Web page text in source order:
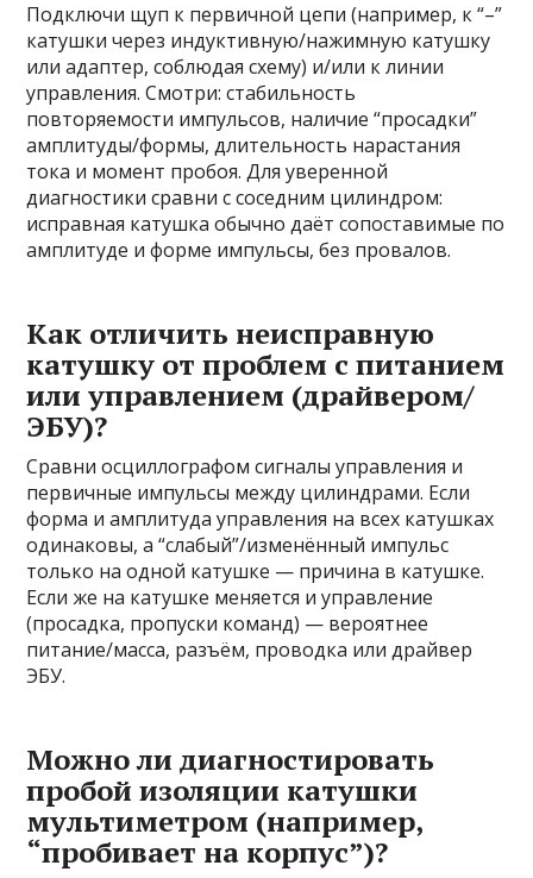
Подключи щуп к первичной цепи (например, к “–”
катушки через индуктивную/нажимную катушку
или адаптер, соблюдая схему) и/или к линии
управления. Смотри: стабильность
повторяемости импульсов, наличие “просадки”
амплитуды/формы, длительность нарастания
тока и момент пробоя. Для уверенной
диагностики сравни с соседним цилиндром:
исправная катушка обычно даёт сопоставимые по
амплитуде и форме импульсы, без провалов.
Как отличить неисправную
катушку от проблем с питанием
или управлением (драйвером/
ЭБУ)?
Сравни осциллографом сигналы управления и
первичные импульсы между цилиндрами. Если
форма и амплитуда управления на всех катушках
одинаковы, а “слабый”/изменённый импульс
только на одной катушке — причина в катушке.
Если же на катушке меняется и управление
(просадка, пропуски команд) — вероятнее
питание/масса, разъём, проводка или драйвер
ЭБУ.
Можно ли диагностировать
пробой изоляции катушки
мультиметром (например,
“пробивает на корпус”)?